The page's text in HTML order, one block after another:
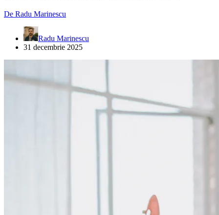
De Radu Marinescu
Radu Marinescu
31 decembrie 2025